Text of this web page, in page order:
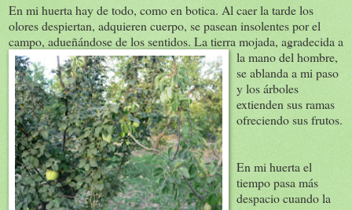
En mi huerta hay de todo, como en botica. Al caer la tarde los
olores despiertan, adquieren cuerpo, se pasean insolentes por el
campo, adueñándose de los sentidos. La tierra mojada, agradecida a
la mano del hombre,
se ablanda a mi paso
y los árboles
extienden sus ramas
ofreciendo sus frutos.
En mi huerta el
tiempo pasa más
despacio cuando la